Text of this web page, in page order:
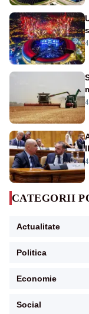
CATEGORII
Actualitate
Politica
Economie
Social